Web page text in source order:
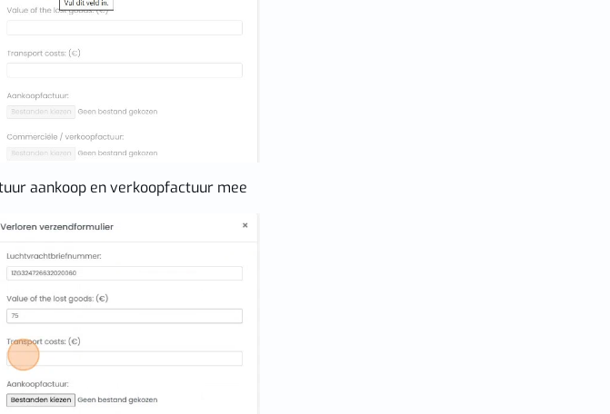
aankoop en verkoopfactuur mee